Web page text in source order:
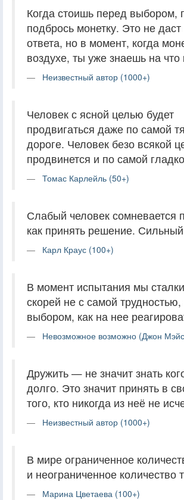
Когда стоишь перед выбором,
подбрось монетку. Это не
ответа, но в момент, когда
воздухе, ты уже знаешь на
Неизвестный автор (1000+)
Человек с ясной целью будет
продвигаться даже по самой
дороге. Человек безо всякой
продвинется и по самой
Томас Карлейль (50+)
Слабый человек сомневается
как принять решение.
Карл Краус (100+)
В момент испытания мы
скорей не с самой трудностью,
выбором, как на нее
Невозможное возможно (Джон
Дружить — не значит знать
долго. Это значит принять в
того, кто никогда из неё не
Неизвестный автор (1000+)
В мире ограниченное
и неограниченное количество
Марина Цветаева (100+)